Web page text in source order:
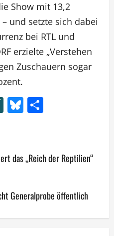
Show mit 13,2
und setzte sich dabei
bei RTL und
erzielte „Verstehen
Zuschauern sogar
XINGBluesky
das „Reich der Reptilien“
Generalprobe öffentlich